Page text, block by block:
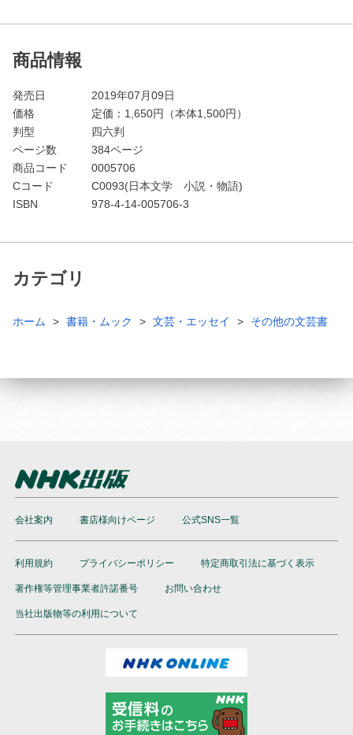
商品情報
発売日
2019年07月09日
価格
定価： 1,650円（本体1,500円）
判型
四六判
ページ数
384ページ
商品コード
0005706
Cコード
C0093(日本文学 小説・物語)
ISBN
978-4-14-005706-3
カテゴリ
ホーム 書籍・ムック 文芸・エッセイ その他の文芸書
会社案内 書店様向けページ 公式SNS一覧
利用規約 プライバシーポリシー 特定商取引法に基づく表示
著作権等管理事業者許諾番号 お問い合わせ
当社出版物等の利用について